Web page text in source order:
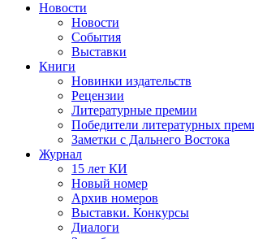
Новости
Новости
События
Выставки
Книги
Новинки издательств
Рецензии
Литературные премии
Победители литературных
Заметки с Дальнего Востока
Журнал
15 лет КИ
Новый номер
Архив номеров
Выставки. Конкурсы
Диалоги